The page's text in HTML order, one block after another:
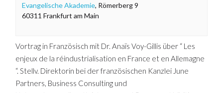
Evangelische Akademie, Römerberg 9
60311 Frankfurt am Main
Vortrag in Französisch mit Dr. Anaïs Voy-Gillis über “ Les
enjeux de la réindustrialisation en France et en Allemagne
“. Stellv. Direktorin bei der französischen Kanzlei June
Partners, Business Consulting und